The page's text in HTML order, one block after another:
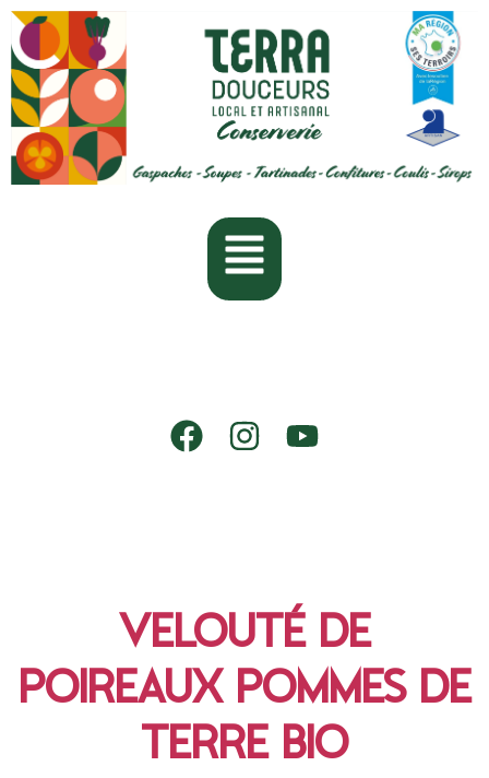
VELOUTÉ DE
POIREAUX POMMES DE
TERRE BIO